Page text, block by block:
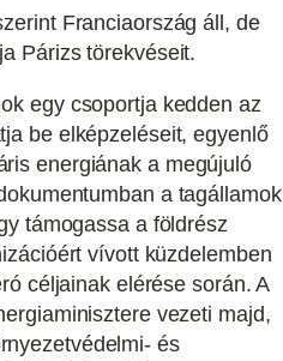
Franciaország áll, de
Párizs törekvéseit.
egy csoportja kedden az
be elképzeléseit, egyenlő
energiának a megújuló
a tagállamok
támogassa a földrész
vívott küzdelemben
céljainak elérése során. A
vezeti majd,
és